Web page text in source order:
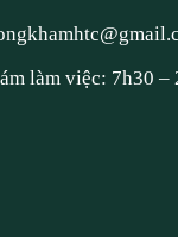
làm việc: 7h30 –